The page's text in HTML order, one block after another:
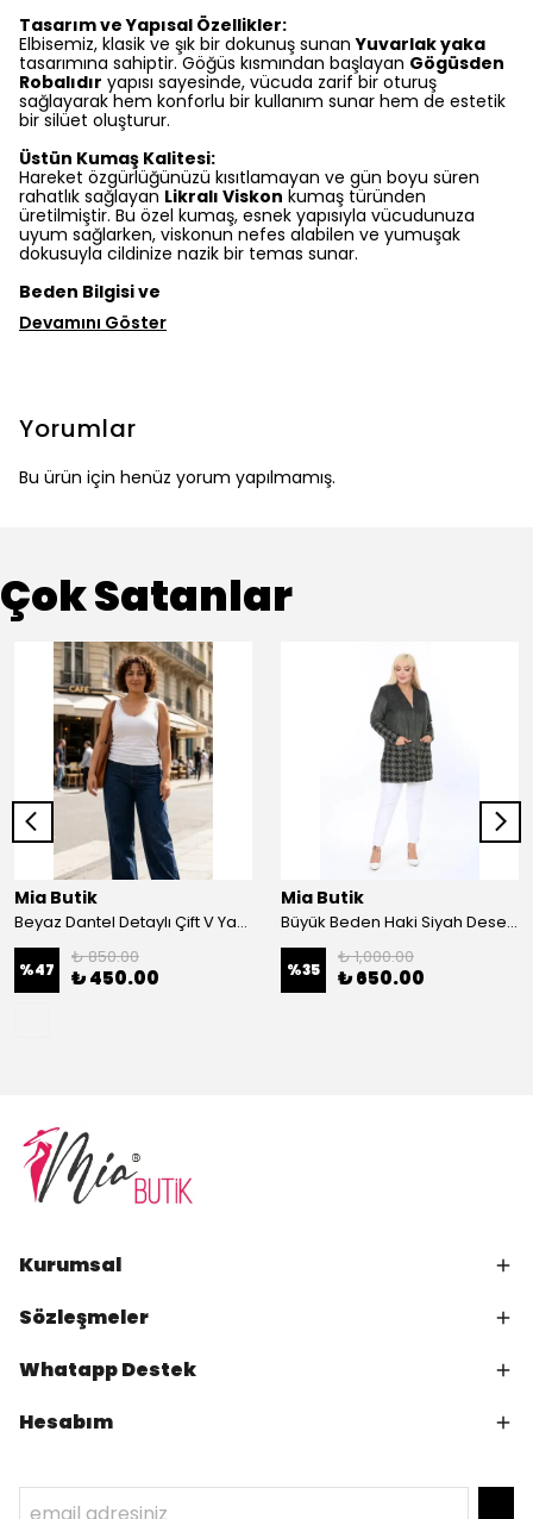
Tasarım ve Yapısal Özellikler:
Elbisemiz, klasik ve şık bir dokunuş sunanYuvarlak yaka
tasarımına sahiptir. Göğüs kısmından başlayan Gögüsden
Robalıdır yapısı sayesinde, vücuda zarif bir oturuş
sağlayarak hem konforlu bir kullanım sunar hem de estetik
bir silüet oluşturur.
Üstün Kumaş Kalitesi:
Hareket özgürlüğünüzü kısıtlamayan ve gün boyu süren
rahatlık sağlayan Likralı Viskon kumaş türünden
üretilmiştir. Bu özel kumaş, esnek yapısıyla vücudunuza
uyum sağlarken, viskonun nefes alabilen ve yumuşak
dokusuyla cildinize nazik bir temas sunar.
Beden Bilgisi ve
Devamını Göster
Yorumlar
Bu ürün için henüz yorum yapılmamış.
Çok Satanlar
Mia Butik
Beyaz Dantel Detaylı Çift V Yaka Karşkorse Esnek Bluz
%47
₺ 850.00
₺ 450.00
Mia Butik
Büyük Beden Haki Siyah Desenli Hırka
%35
₺ 1,000.00
₺ 650.00
Kurumsal
Sözleşmeler
Whatapp Destek
Hesabım